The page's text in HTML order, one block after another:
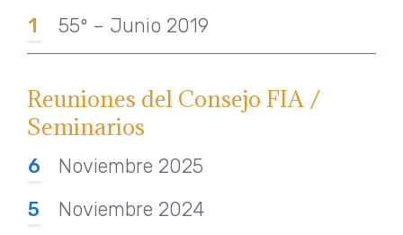
1 55º – Junio 2019
Reuniones del Consejo FIA /
Seminarios
6
Noviembre 2025
5
Noviembre 2024